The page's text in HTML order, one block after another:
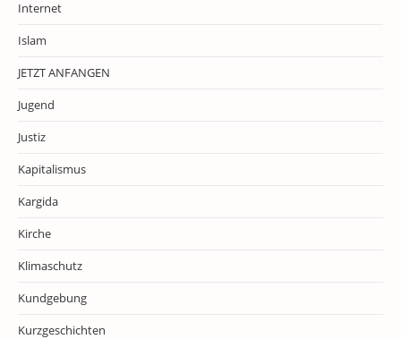
Internet
Islam
JETZT ANFANGEN
Jugend
Justiz
Kapitalismus
Kargida
Kirche
Klimaschutz
Kundgebung
Kurzgeschichten